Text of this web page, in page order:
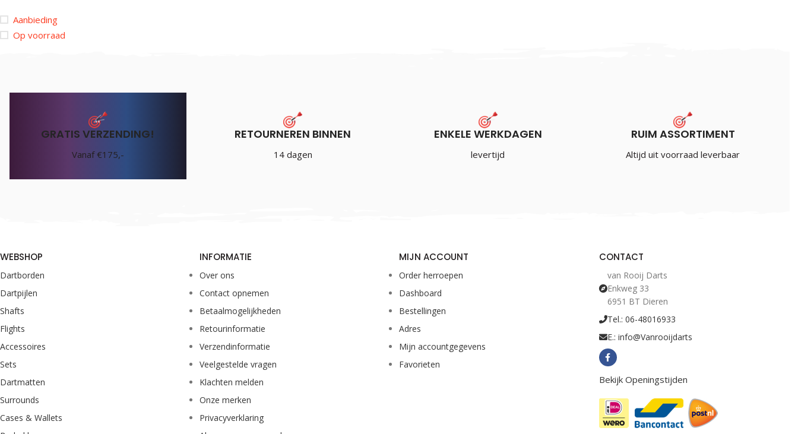
Aanbieding
Op voorraad
GRATIS VERZENDING!
Vanaf €175,-
RETOURNEREN BINNEN
14 dagen
ENKELE WERKDAGEN
levertijd
RUIM ASSORTIMENT
Altijd uit voorraad leverbaar
WEBSHOP
Dartborden
Dartpijlen
Shafts
Flights
Accessoires
Sets
Dartmatten
Surrounds
Cases & Wallets
INFORMATIE
Over ons
Contact opnemen
Betaalmogelijkheden
Retourinformatie
Verzendinformatie
Veelgestelde vragen
Klachten melden
Onze merken
Privacyverklaring
MIJN ACCOUNT
Order herroepen
Dashboard
Bestellingen
Adres
Mijn accountgegevens
Favorieten
CONTACT
van Rooij Darts
Enkweg 33
6951 BT Dieren
Tel.: 06-48016933
E.: info@Vanrooijdarts
Bekijk Openingstijden